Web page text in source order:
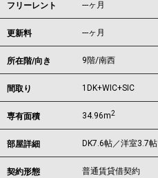
フリーレント ---ヶ月
更新料 ---ヶ月
所在階/向き 9階/南西
間取り 1DK+WIC+SIC
専有面積 34.96m2
部屋詳細 DK7.6帖／洋室3.7帖
契約形態 普通賃貸借契約